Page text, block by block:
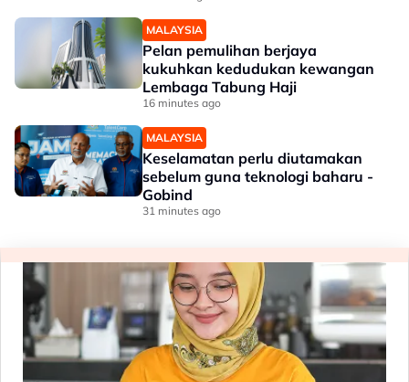
MALAYSIA
Pelan pemulihan berjaya
kukuhkan kedudukan kewangan
Lembaga Tabung Haji
16 minutes ago
MALAYSIA
Keselamatan perlu diutamakan
sebelum guna teknologi baharu -
Gobind
31 minutes ago